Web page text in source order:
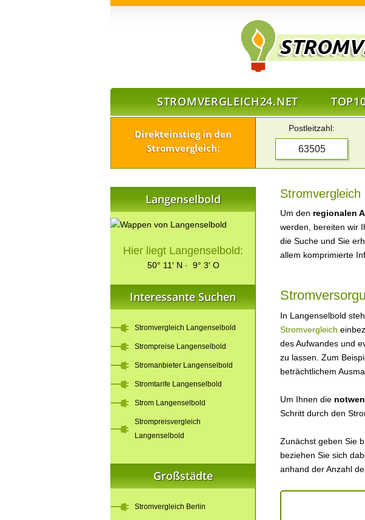
STROMVERGLEICH24.NET
Direkteinstieg in den
Stromvergleich:
Postleitzahl:
Um den regionalen
werden, bereiten wir
die Suche und Sie
allem komprimierte
In Langenselbold
Stromvergleich
des Aufwandes und
zu lassen. Zum
beträchtlichem
Um Ihnen die
Schritt durch den
Zunächst geben Sie
beziehen Sie sich
anhand der Anzahl
Langenselbold
Hier liegt Langenselbold:
50° 11′ N · 9° 3′ O
Interessante Suchen
Stromvergleich Langenselbold
Strompreise Langenselbold
Stromanbieter Langenselbold
Stromtarife Langenselbold
Strom Langenselbold
Strompreisvergleich
Langenselbold
Großstädte
Stromvergleich Berlin